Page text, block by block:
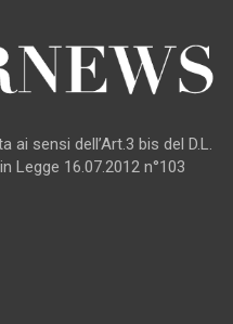
sensi dell’Art.3 bis del D.L.
Legge 16.07.2012 n°103